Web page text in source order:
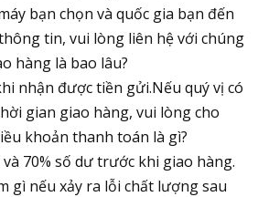
bạn chọn và quốc gia bạn đến
tin, vui lòng liên hệ với chúng
hàng là bao lâu?
nhận được tiền gửi.Nếu quý vị có
gian giao hàng, vui lòng cho
khoản thanh toán là gì?
70% số dư trước khi giao hàng.
gì nếu xảy ra lỗi chất lượng sau